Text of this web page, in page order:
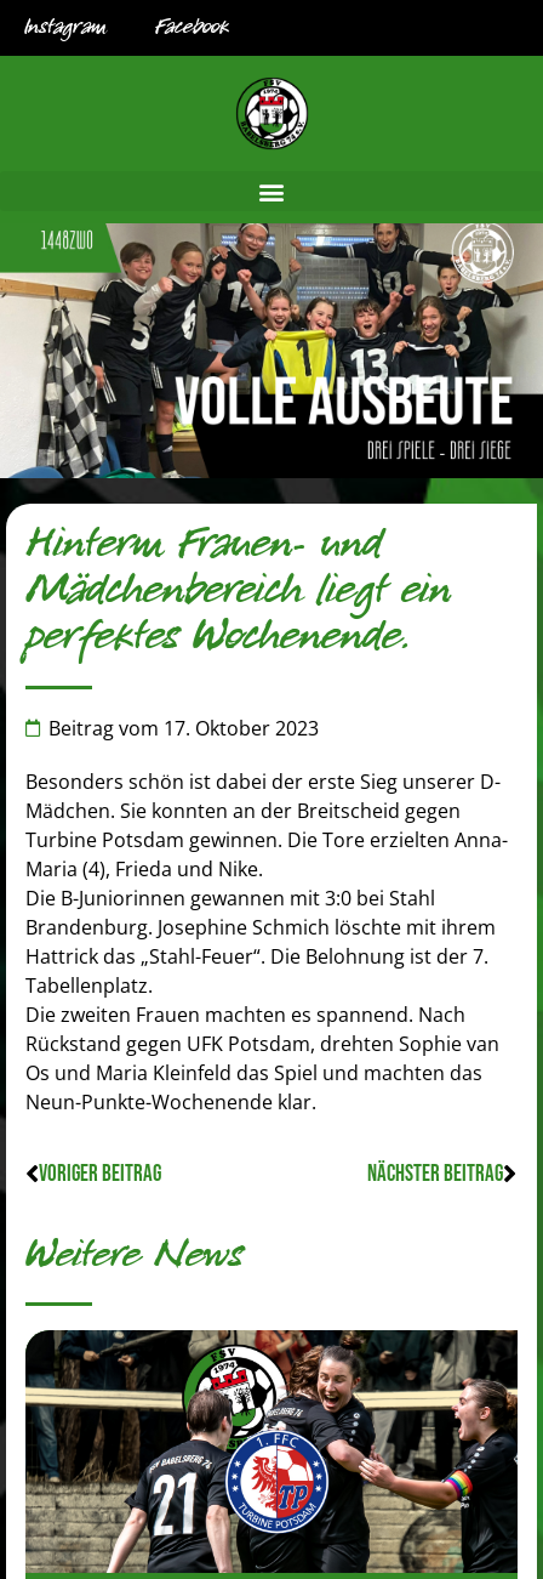
Instagram Facebook
Hinterm Frauen- und
Mädchenbereich liegt ein
perfektes Wochenende.
Beitrag vom 17. Oktober 2023
Besonders schön ist dabei der erste Sieg unserer D-
Mädchen. Sie konnten an der Breitscheid gegen
Turbine Potsdam gewinnen. Die Tore erzielten Anna-
Maria (4), Frieda und Nike.
Die B-Juniorinnen gewannen mit 3:0 bei Stahl
Brandenburg. Josephine Schmich löschte mit ihrem
Hattrick das „Stahl-Feuer“. Die Belohnung ist der 7.
Tabellenplatz.
Die zweiten Frauen machten es spannend. Nach
Rückstand gegen UFK Potsdam, drehten Sophie van
Os und Maria Kleinfeld das Spiel und machten das
Neun-Punkte-Wochenende klar.
VORIGER BEITRAG NÄCHSTER BEITRAG
Weitere News